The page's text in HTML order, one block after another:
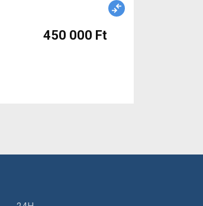
450 000 Ft